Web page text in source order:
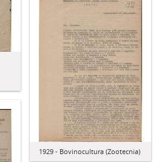
1929 - Bovinocultura (Zootecnia)